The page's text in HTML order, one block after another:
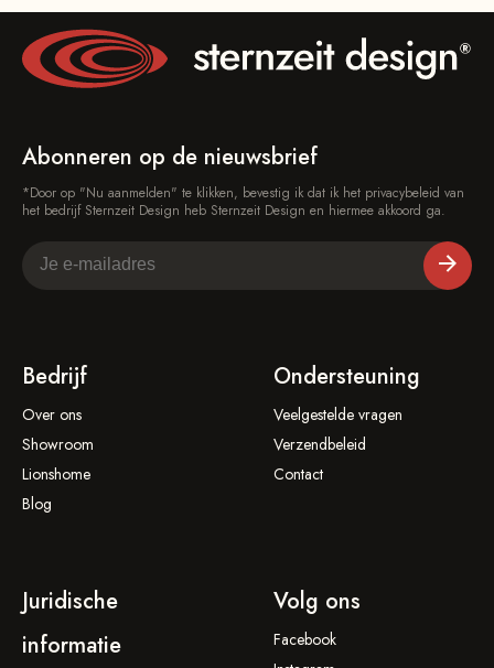
Abonneren op de nieuwsbrief
*Door op "Nu aanmelden" te klikken, bevestig ik dat ik het privacybeleid van
het bedrijf Sternzeit Design heb Sternzeit Design en hiermee akkoord ga.
Bedrijf
Over ons
Showroom
Lionshome
Blog
Ondersteuning
Veelgestelde vragen
Verzendbeleid
Contact
Juridische
informatie
Volg ons
Facebook